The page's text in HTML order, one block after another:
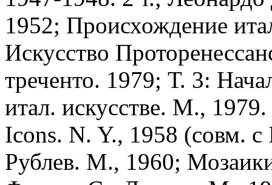
1952; Происхождение
Искусство
треченто. 1979; Т. 3:
итал. искусстве. М.,
Icons. N. Y., 1958 (совм.
Рублев. М., 1960;